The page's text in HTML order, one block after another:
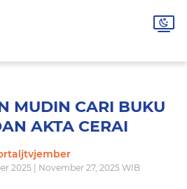
MUDIN CARI BUKU
AKTA CERAI
2025 | November 27, 2025 WIB